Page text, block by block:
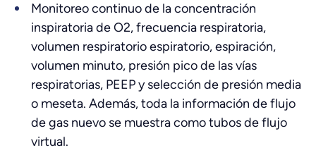
Monitoreo continuo de la concentración
inspiratoria de O2, frecuencia respiratoria,
volumen respiratorio espiratorio, espiración,
volumen minuto, presión pico de las vías
respiratorias, PEEP y selección de presión media
o meseta. Además, toda la información de flujo
de gas nuevo se muestra como tubos de flujo
virtual.